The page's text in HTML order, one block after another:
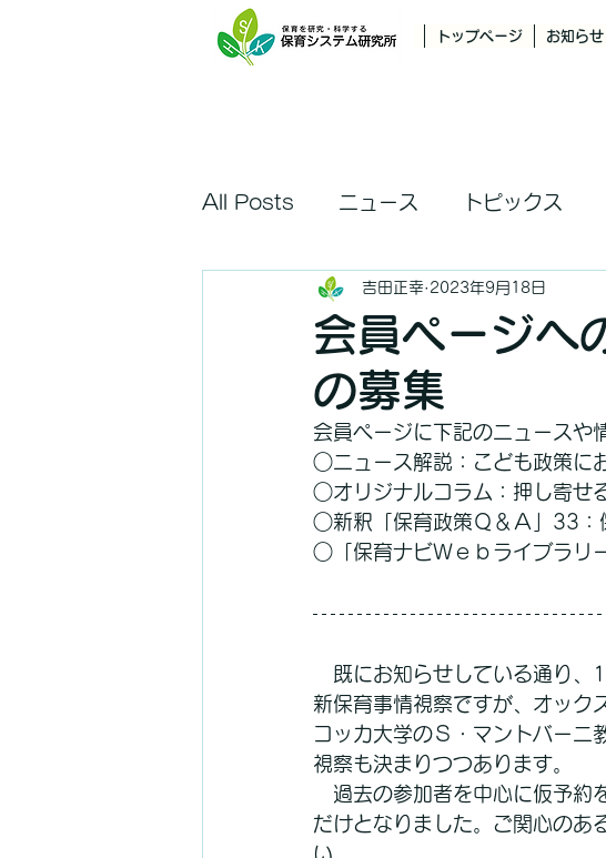
トップページ お知ら
All Posts ニュース トピックス
会員ページへ
の募集
吉田正幸 2023年9月18日
会員ページに下記のニュースや
○ニュース解説：こども政策に
○オリジナルコラム：押し寄せ
○新釈「保育政策Ｑ＆Ａ」33：
○「保育ナビＷｅｂライブラリ
既にお知らせしている通り、
新保育事情視察ですが、オック
コッカ大学のＳ・マントバーニ
視察も決まりつつあります。
過去の参加者を中心に仮予約
だけとなりました。ご関心のあ
い。